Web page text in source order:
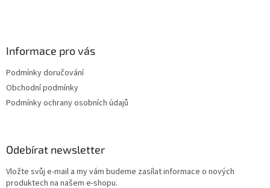
Informace pro vás
Podmínky doručování
Obchodní podmínky
Podmínky ochrany osobních údajů
Odebírat newsletter
Vložte svůj e-mail a my vám budeme zasílat informace o nových
produktech na našem e-shopu.